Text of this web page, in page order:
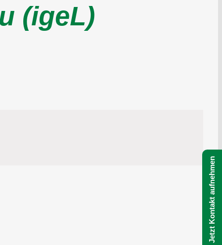
(igeL)
Jetzt Kontakt aufnehmen